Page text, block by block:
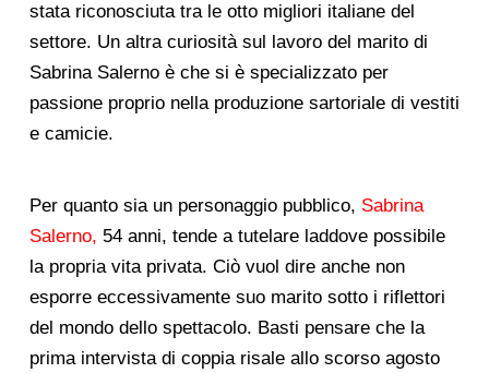
stata riconosciuta tra le otto migliori italiane del
settore. Un altra curiosità sul lavoro del marito di
Sabrina Salerno è che si è specializzato per
passione proprio nella produzione sartoriale di vestiti
e camicie.
Per quanto sia un personaggio pubblico, Sabrina
Salerno, 54 anni, tende a tutelare laddove possibile
la propria vita privata. Ciò vuol dire anche non
esporre eccessivamente suo marito sotto i riflettori
del mondo dello spettacolo. Basti pensare che la
prima intervista di coppia risale allo scorso agosto